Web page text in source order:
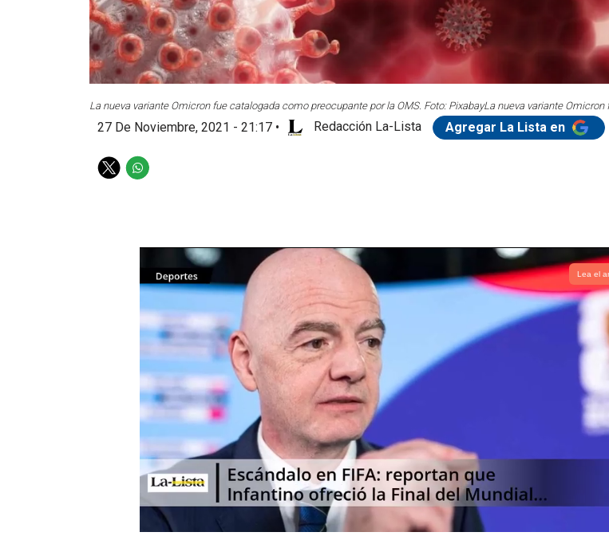
La nueva variante Omicron fue catalogada como preocupante por la OMS. Foto: PixabayLa nueva variante Omicron
27 De Noviembre, 2021 - 21:17 • Redacción La-Lista Agregar La Lista en
T
W
p
Lea el